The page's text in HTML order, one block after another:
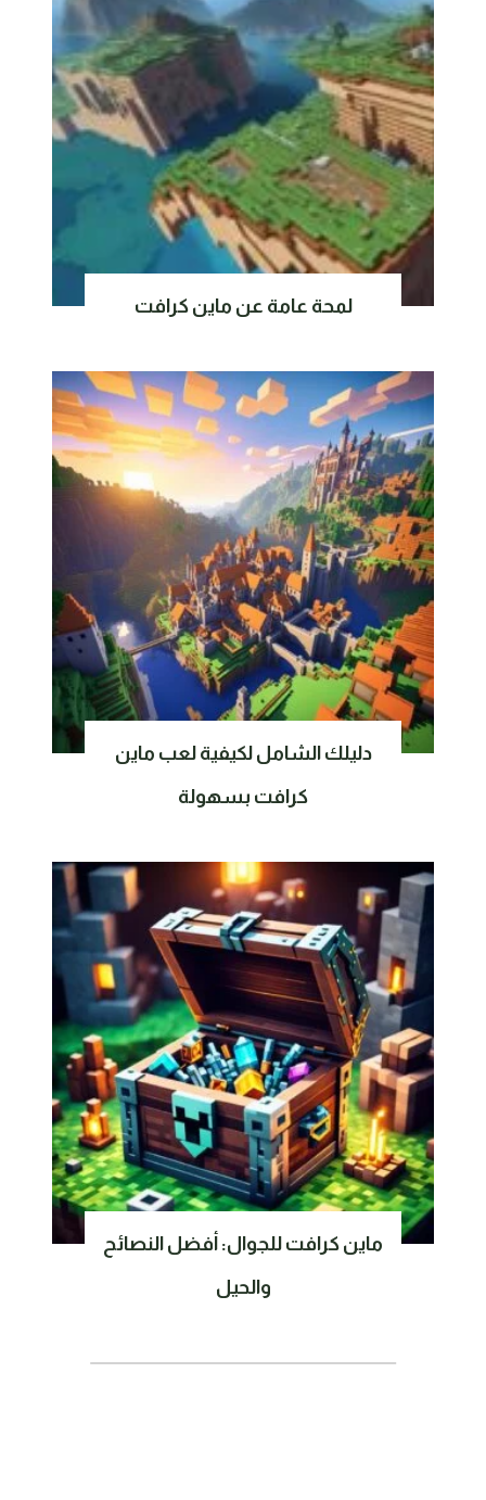
لمحة عامة عن ماين كرافت
دليلك الشامل لكيفية لعب ماين
كرافت بسهولة
ماين كرافت للجوال: أفضل النصائح
والحيل